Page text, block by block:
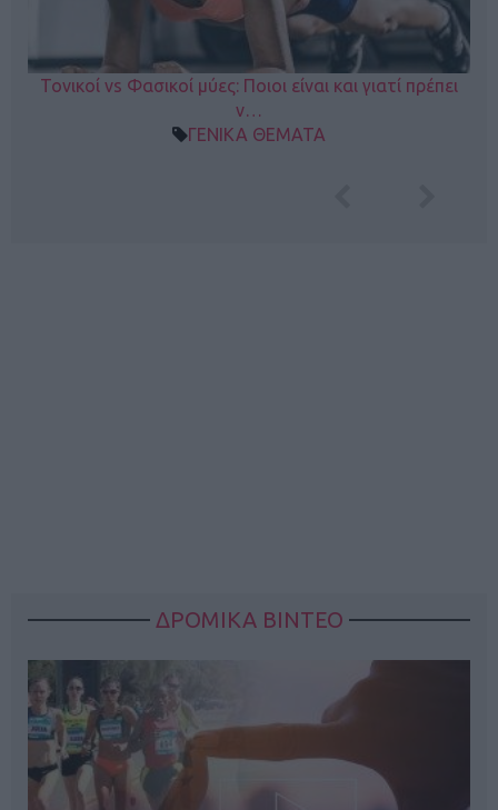
Τονικοί vs Φασικοί μύες: Ποιοι είναι και γιατί πρέπει
ν…
ΓΕΝΙΚΑ ΘΕΜΑΤΑ
ΔΡΟΜΙΚΑ ΒΙΝΤΕΟ